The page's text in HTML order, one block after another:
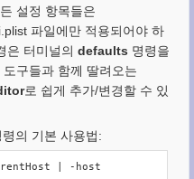
설정 항목들은
파일에만 적용되어야 하
은 터미널의 defaults 명령을
구들과 함께 딸려오는
로 쉽게 추가/변경할 수 있
의 기본 사용법:
| -host